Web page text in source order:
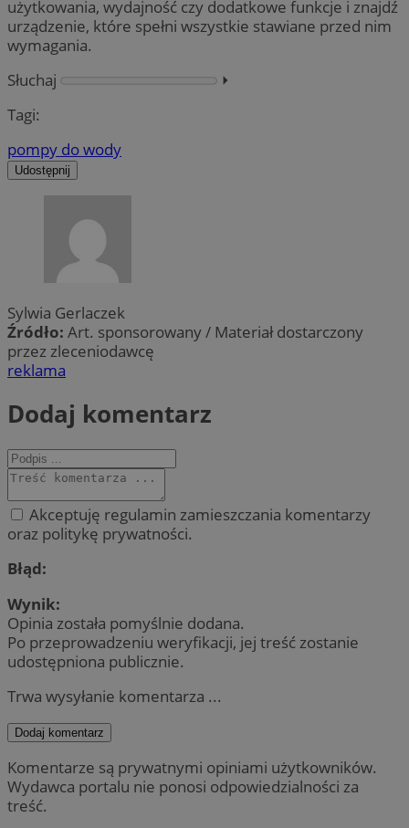
użytkowania, wydajność czy dodatkowe funkcje i znajdź
urządzenie, które spełni wszystkie stawiane przed nim
wymagania.
Słuchaj
⏵︎
Tagi:
pompy do wody
Udostępnij
Sylwia Gerlaczek
Źródło: Art. sponsorowany / Materiał dostarczony
przez zleceniodawcę
reklama
Dodaj komentarz
Akceptuję regulamin zamieszczania komentarzy
oraz politykę prywatności.
Błąd:
Wynik:
Opinia została pomyślnie dodana.
Po przeprowadzeniu weryfikacji, jej treść zostanie
udostępniona publicznie.
Trwa wysyłanie komentarza ...
Dodaj komentarz
Komentarze są prywatnymi opiniami użytkowników.
Wydawca portalu nie ponosi odpowiedzialności za
treść.